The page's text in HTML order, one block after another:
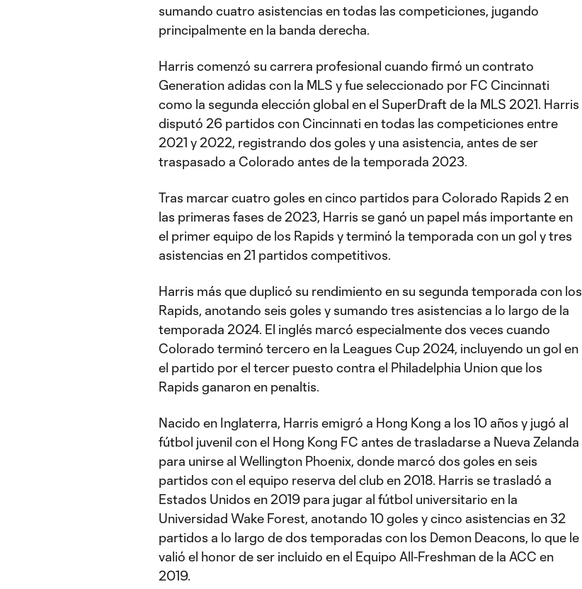
sumando cuatro asistencias en todas las competiciones, jugando
principalmente en la banda derecha.
Harris comenzó su carrera profesional cuando firmó un contrato
Generation adidas con la MLS y fue seleccionado por FC Cincinnati
como la segunda elección global en el SuperDraft de la MLS 2021. Harris
disputó 26 partidos con Cincinnati en todas las competiciones entre
2021 y 2022, registrando dos goles y una asistencia, antes de ser
traspasado a Colorado antes de la temporada 2023.
Tras marcar cuatro goles en cinco partidos para Colorado Rapids 2 en
las primeras fases de 2023, Harris se ganó un papel más importante en
el primer equipo de los Rapids y terminó la temporada con un gol y tres
asistencias en 21 partidos competitivos.
Harris más que duplicó su rendimiento en su segunda temporada con los
Rapids, anotando seis goles y sumando tres asistencias a lo largo de la
temporada 2024. El inglés marcó especialmente dos veces cuando
Colorado terminó tercero en la Leagues Cup 2024, incluyendo un gol en
el partido por el tercer puesto contra el Philadelphia Union que los
Rapids ganaron en penaltis.
Nacido en Inglaterra, Harris emigró a Hong Kong a los 10 años y jugó al
fútbol juvenil con el Hong Kong FC antes de trasladarse a Nueva Zelanda
para unirse al Wellington Phoenix, donde marcó dos goles en seis
partidos con el equipo reserva del club en 2018. Harris se trasladó a
Estados Unidos en 2019 para jugar al fútbol universitario en la
Universidad Wake Forest, anotando 10 goles y cinco asistencias en 32
partidos a lo largo de dos temporadas con los Demon Deacons, lo que le
valió el honor de ser incluido en el Equipo All-Freshman de la ACC en
2019.